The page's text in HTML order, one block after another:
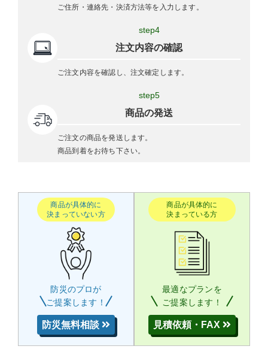
ご住所・連絡先・決済方法等を入力します。
step4
注文内容の確認
ご注文内容を確認し、注文確定します。
step5
商品の発送
ご注文の商品を発送します。
商品到着をお待ち下さい。
商品が具体的に
決まっていない方
防災のプロが
ご提案します！
防災無料相談
商品が具体的に
決まっている方
最適なプランを
ご提案します！
見積依頼・FAX